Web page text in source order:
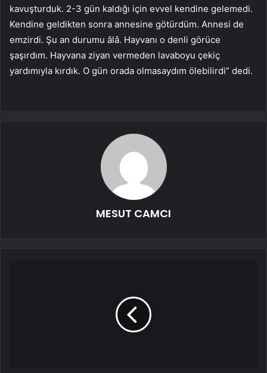
kavuşturduk. 2-3 gün kaldığı için evvel kendine gelemedi.
Kendine geldikten sonra annesine götürdüm. Annesi de
emzirdi. Şu an durumu âlâ. Hayvanı o denli görüce
şaşırdım. Hayvana ziyan vermeden lavaboyu çekiç
yardımıyla kırdık. O gün orada olmasaydım ölebilirdi” dedi.
MESUT CAMCI